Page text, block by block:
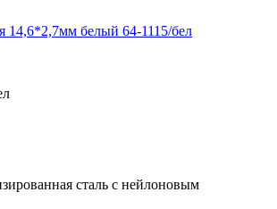
14,6*2,7мм белый 64-1115/бел
сталь с нейлоновым